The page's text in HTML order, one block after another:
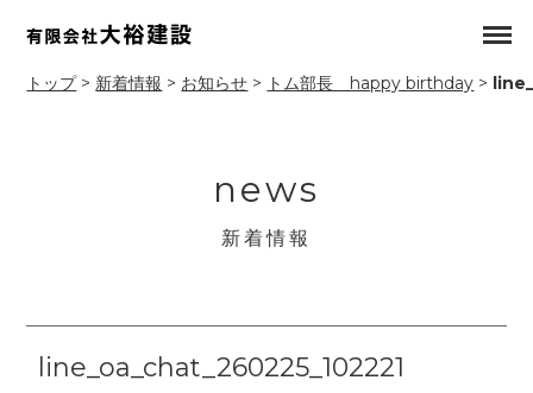
トップ> 新着情報 > お知らせ > トム部長 happy birthday >
news
新着情報
line_oa_chat_260225_102221